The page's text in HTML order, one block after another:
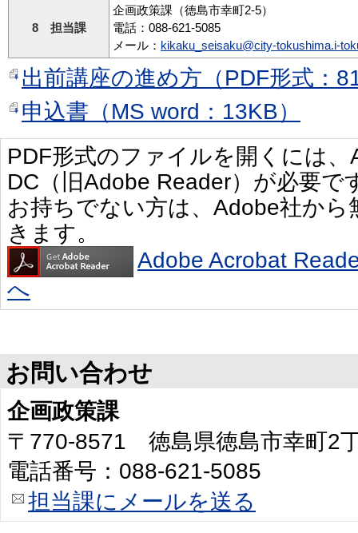
8 担当課
企画政策課（徳島市幸町2-5）
電話：088-621-5085
メール： kikaku_seisaku@city-tokushima.i-
出前講座の進め方（PDF形式：
申込書（MS word：13KB）
PDF形式のファイルを開くには
DC（旧Adobe Reader）が必要で
お持ちでない方は、Adobe社か
きます。
Adobe Acrobat
へ
お問い合わせ
企画政策課
〒770-8571 徳島県徳島市幸町2
電話番号：088-621-5085
担当課にメールを送る